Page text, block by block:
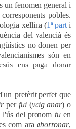
un fenomen general i
pobles.
xellina (1ª parti
del valencià és
no donen per
són en
ens puga donar
pretèrit perfet que
per fui(vaig anar) o
l'ús del pronom tuen
com araaborronar,